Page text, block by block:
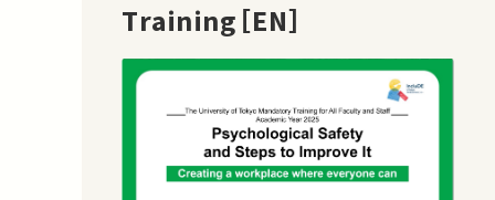
Training［EN］